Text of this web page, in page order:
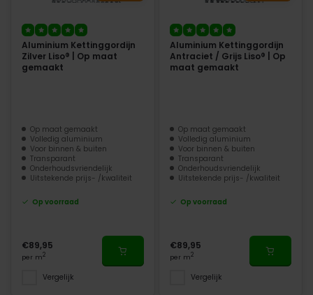
Aluminium Kettinggordijn
Zilver Liso® | Op maat
gemaakt
Op maat gemaakt
Volledig aluminium
Voor binnen & buiten
Transparant
Onderhoudsvriendelijk
Uitstekende prijs- /kwaliteit
Op voorraad
€89,95
per m2
Vergelijk
Aluminium Kettinggordijn
Antraciet / Grijs Liso® | Op
maat gemaakt
Op maat gemaakt
Volledig aluminium
Voor binnen & buiten
Transparant
Onderhoudsvriendelijk
Uitstekende prijs- /kwaliteit
Op voorraad
€89,95
per m2
Vergelijk